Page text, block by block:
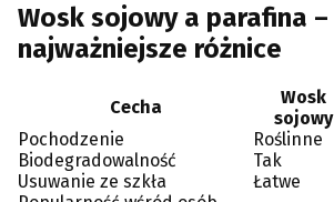
Wosk sojowy a parafina –
najważniejsze różnice
Cecha
Wosk
sojowy
Pochodzenie
Roślinne
Biodegradowalność
Tak
Usuwanie ze szkła
Łatwe